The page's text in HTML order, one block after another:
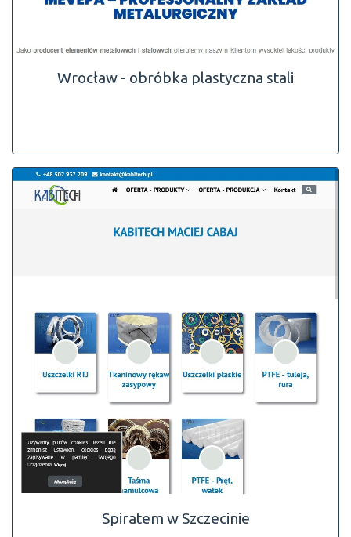
Wrocław - obróbka plastyczna stali
Spiratem w Szczecinie